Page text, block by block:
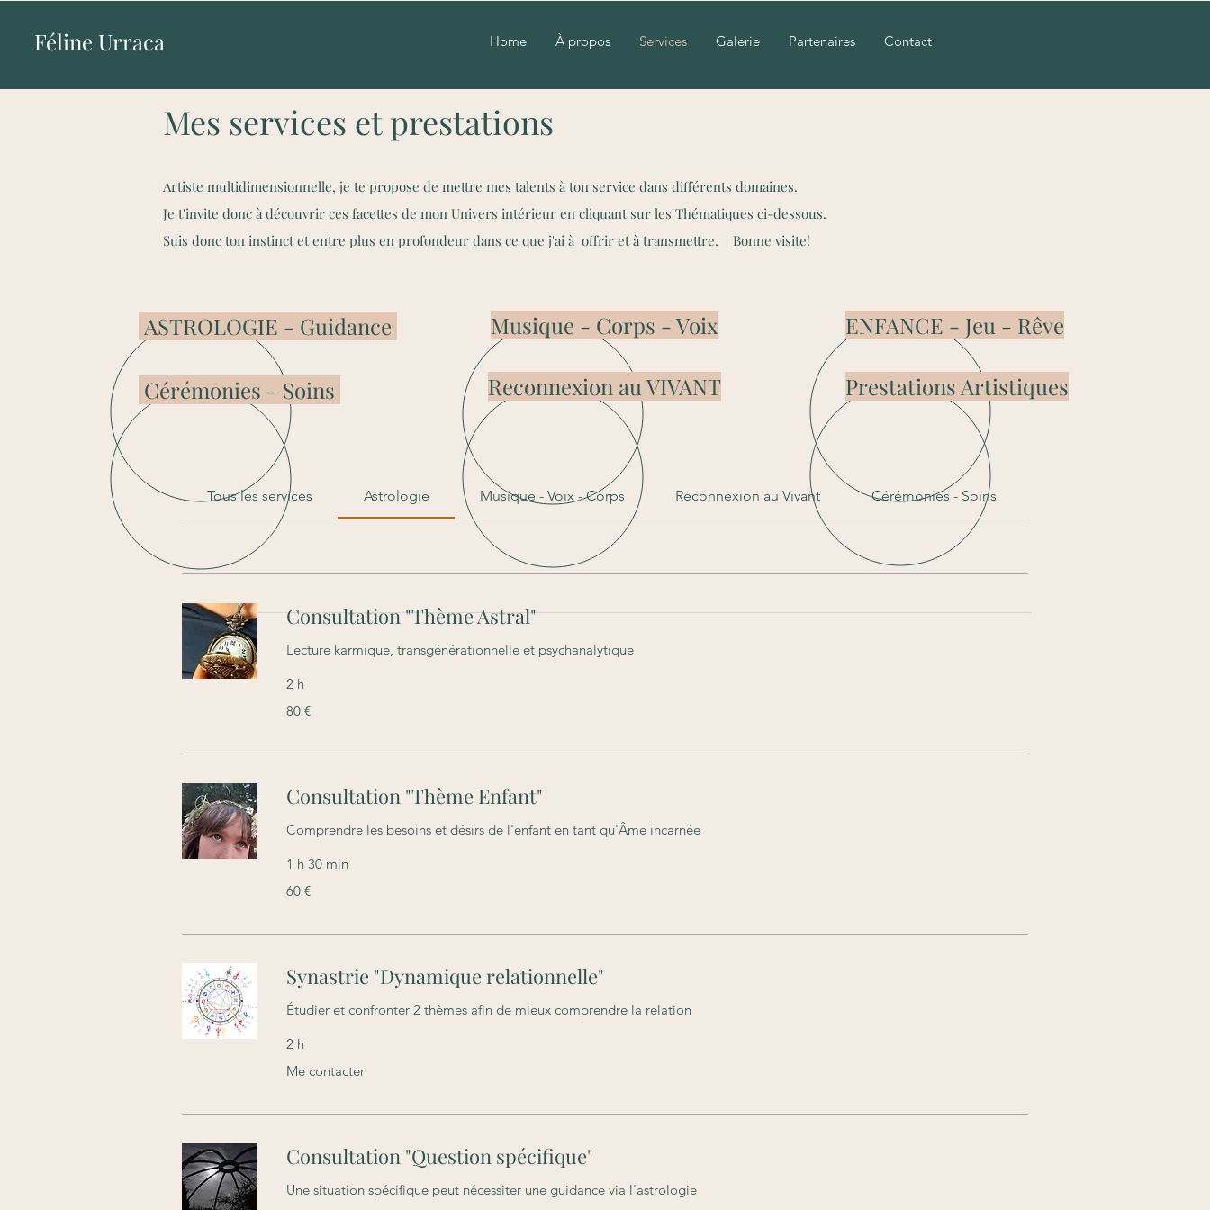
Féline Urraca Home À propos Services Galerie Partenaires Contact
Mes services et prestations
Artiste multidimensionnelle, je te propose de mettre mes talents à ton service dans différents domaines.
Je t'invite donc à découvrir ces facettes de mon Univers intérieur en cliquant sur les Thématiques ci-dessous.
Suis donc ton instinct et entre plus en profondeur dans ce que j'ai à offrir et à transmettre. Bonne visite!
ASTROLOGIE - Guidance
Cérémonies - Soins
Musique - Corps - Voix
Reconnexion au VIVANT
ENFANCE - Jeu - Rêve
Prestations Artistiques
Tous les services Astrologie Musique - Voix - Corps Reconnexion au Vivant Cérémonies - Soins
Consultation "Thème Astral"
Lecture karmique, transgénérationnelle et psychanalytique
2 h
euros
80 €
Consultation "Thème Enfant"
Comprendre les besoins et désirs de l'enfant en tant qu'Âme incarnée
1 h 30 min
euros
60 €
Synastrie "Dynamique relationnelle"
Étudier et confronter 2 thèmes afin de mieux comprendre la relation
2 h
contacter
Me contacter
Consultation "Question spécifique"
Une situation spécifique peut nécessiter une guidance via l'astrologie